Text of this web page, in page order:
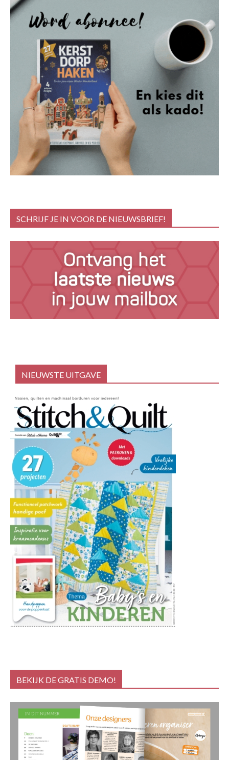
SCHRIJF JE IN VOOR DE NIEUWSBRIEF!
NIEUWSTE UITGAVE
BEKIJK DE GRATIS DEMO!